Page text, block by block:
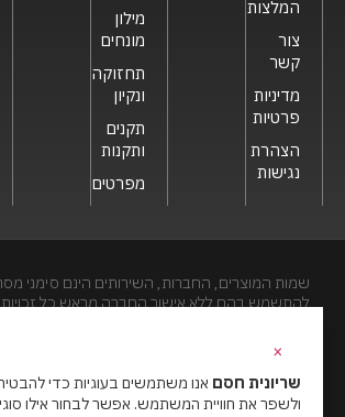
המלצות
צור
קשר
מדיניות
פרטיות
הצהרת
נגישות
מילון
מונחים
תחזוקה
ונקיון
תקנים
ותקנות
מפרטים
שמות המוצרים, החברות, השירותים הינם סימני
להתשמש בהם ללא אישור החברה מראש.כל זכויות
האתר מנוהל ע”י גאו מדיהסוכנות
×
שריונית חסם אנו משתמשים בעוגיות כדי
ולשפר את חוויית המשתמש. אפשר לבחור אילו סוגי